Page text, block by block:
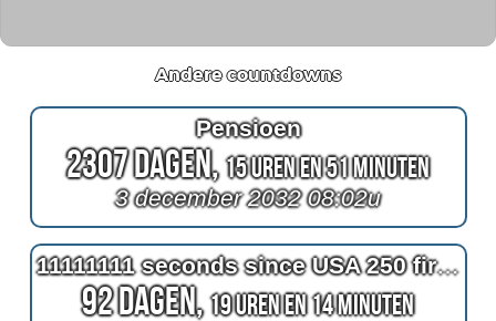
Andere countdowns
Pensioen
2307 Dagen,15 Uren en 51 Minuten
3 december 2032 08:02u
11111111 seconds since USA 250 fireworks
92 Dagen,19 Uren en 14 Minuten